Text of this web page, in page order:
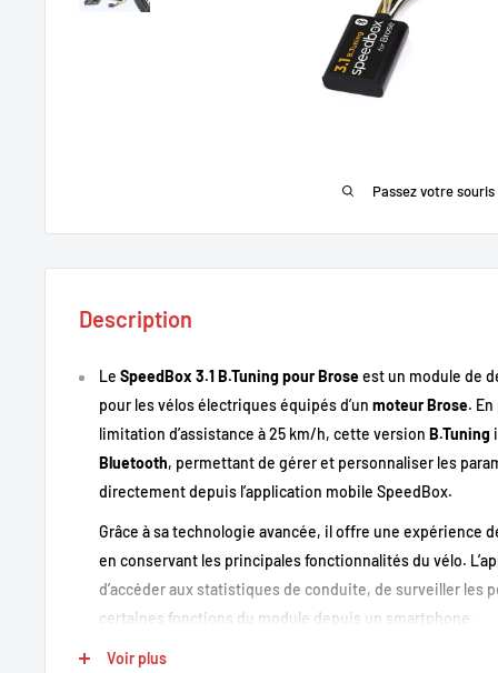
Passez votre
Description
Le SpeedBox 3.1 B.Tuning pour Broseest un module de
pour les vélos électriques équipés d’un moteur Brose.
limitation d’assistance à 25 km/h, cette version B.Tuning
Bluetooth, permettant de gérer et personnaliser les
directement depuis l’application mobile SpeedBox.
Grâce à sa technologie avancée, il offre une expérience
en conservant les principales fonctionnalités du vélo.
d’accéder aux statistiques de conduite, de surveiller les
certaines fonctions du module depuis un smartphone.
Développé spécifiquement pour les systèmes Brose, le
Voir plus